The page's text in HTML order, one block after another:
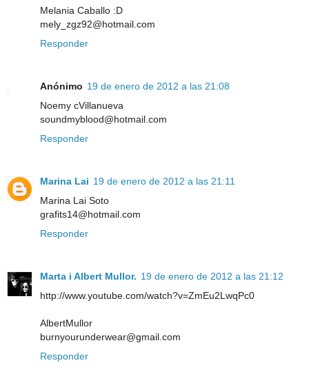
Melania Caballo :D
mely_zgz92@hotmail.com
Responder
Anónimo 19 de enero de 2012 a las 21:08
Noemy cVillanueva
soundmyblood@hotmail.com
Responder
Marina Lai 19 de enero de 2012 a las 21:11
Marina Lai Soto
grafits14@hotmail.com
Responder
Marta i Albert Mullor. 19 de enero de 2012 a las 21:12
http://www.youtube.com/watch?v=ZmEu2LwqPc0
AlbertMullor
burnyourunderwear@gmail.com
Responder